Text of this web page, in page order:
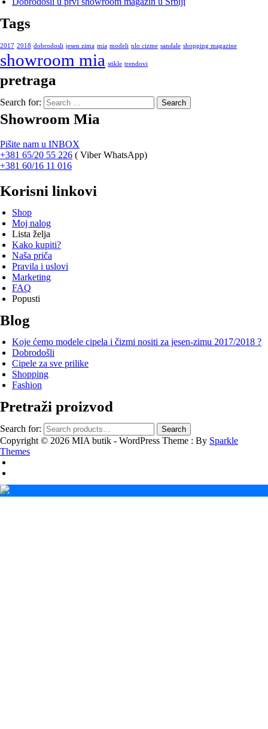
Tags
2017 2018 dobrodosli jesen zima mia modeli nlo cizme sandale shopping magazine
showroom mia stikle trendovi
pretraga
Search for:
Showroom Mia
Pišite nam u INBOX
+381 65/20 55 226 ( Viber WhatsApp)
+381 60/16 11 016
Korisni linkovi
Shop
Moj nalog
Lista želja
Kako kupiti?
Naša priča
Pravila i uslovi
Marketing
FAQ
Popusti
Blog
Koje ćemo modele cipela i čizmi nositi za jesen-zimu 2017/2018 ?
Dobrodošli
Cipele za sve prilike
Shopping
Fashion
Pretraži proizvod
Search for: Search
Copyright © 2026 MIA butik - WordPress Theme : By Sparkle
Themes